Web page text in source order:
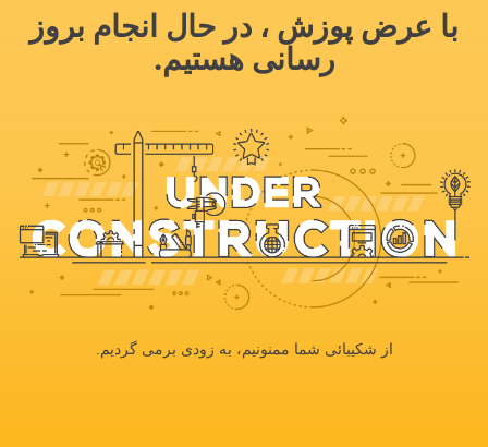
با عرض پوزش ، در حال انجام بروز
رسانی هستیم.
از شکیبائی شما ممنونیم، به زودی برمی گردیم.